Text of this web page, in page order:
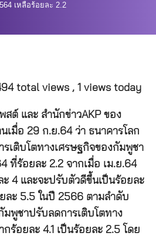
เหลือร้อยละ 2.2
total views , 1 views today
ต์ และ สำนักข่าวAKP ของ
เมื่อ 29 ก.ย.64 ว่า ธนาคารโลก
เติบโตทางเศรษฐกิจของกัมพูชา
ที่ร้อยละ 2.2 จากเมื่อ เม.ย.64
ะ 4 และจะปรับตัวดีขึ้นเป็นร้อยละ
ละ 5.5 ในปี 2566 ตามลำดับ
พูชาปรับลดการเติบโตทาง
ร้อยละ 4.1 เป็นร้อยละ 2.5 โดย